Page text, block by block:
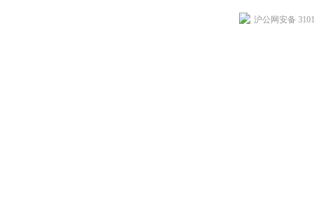
沪公网安备